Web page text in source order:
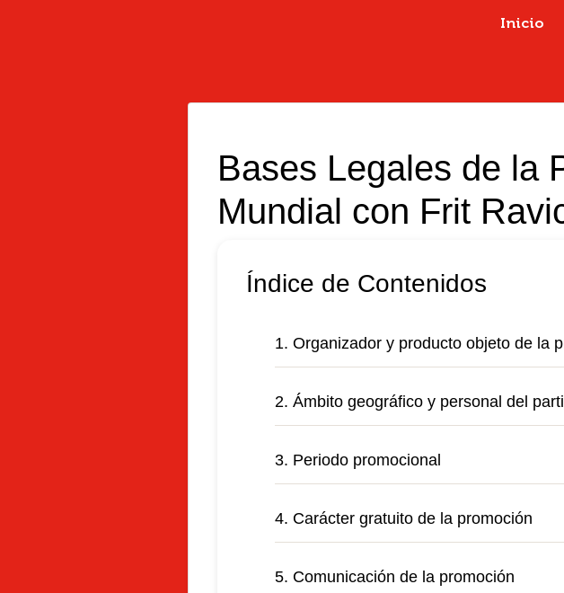
Inicio
Bases Legales de la
Mundial con Frit
Índice de Contenidos
1. Organizador y producto objeto de la
2. Ámbito geográfico y personal del
3. Periodo promocional
4. Carácter gratuito de la promoción
5. Comunicación de la promoción